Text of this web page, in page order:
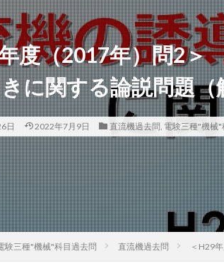
度（2017年）問2
に関する論説問題（
日 2022年7月9日 直流機過去問, 電験三種"機械"
験三種"機械"科目過去問 直流機過去問 ＜H29